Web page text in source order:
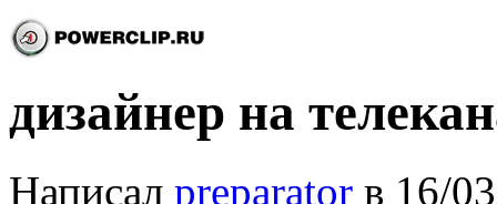
дизайнер на
Написал preparator в 16/